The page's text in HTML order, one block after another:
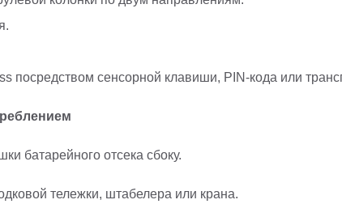
сенсорной клавиши, PIN-кода или
батарейного отсека сбоку.
тележки, штабелера или крана.